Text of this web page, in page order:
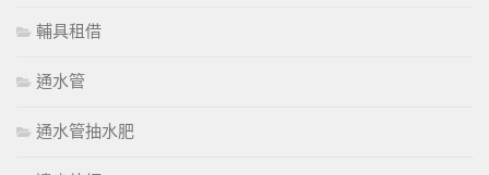
輔具租借
通水管
通水管抽水肥